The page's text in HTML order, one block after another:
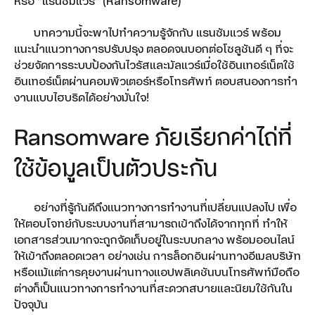
Workspace for Education
365
5G FWA
True Gigatex Fiber
Business Fixed IP
Corporate Internet
Network Solution
TRUE SD-WAN
Ethernet Fiber
บทความนี้จะพาไปทำความรู้จักกับ แรนซัมแวร์ พร้อม
แนะนำแนวทางการปรับปรุง ตลอดจนบอกต่อโซลูชันดี ๆ ที่จะ
ช่วยจัดการระบบป้องกันไวรัสและมัลแวร์เมื่อใช้อินเทอร์เน็ตใช้
อินเทอร์เน็ตผ่านคอมพิวเตอร์หรือโทรศัพท์ ตอบสนองการทำ
งานแบบไฮบริดได้อย่างมั่นใจ!
Ransomware ภัยเรียกค่าไถ่ที่
ใช้ข้อมูลเป็นตัวประกัน
อย่างที่รู้กันดีถึงแนวทางการทำงานที่เปลี่ยนแปลงไป เพื่อ
ให้ตอบโจทย์กับระบบงานที่สามารถเข้าถึงได้จากทุกที่ ทำให้
เอกสารส่วนมากจะถูกจัดเก็บอยู่ในระบบกลาง พร้อมออนไลน์
ให้เข้าถึงตลอดเวลา อย่างเช่น การล็อกอินผ่านทางอีเมลบริษัท
หรือแม้แต่การคุยงานผ่านทางแอปพลิเคชันบนโทรศัพท์มือถือ
ต่างก็เป็นแนวทางการทำงานที่สะดวกสบายและนิยมใช้กันใน
ปัจจุบัน